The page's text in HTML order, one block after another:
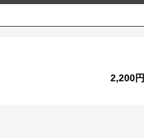
2,200円